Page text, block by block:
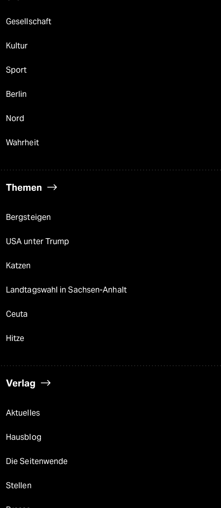
Gesellschaft
Kultur
Sport
Berlin
Nord
Wahrheit
Themen
Bergsteigen
USA unter Trump
Katzen
Landtagswahl in Sachsen-Anhalt
Ceuta
Hitze
Verlag
Aktuelles
Hausblog
Die Seitenwende
Stellen